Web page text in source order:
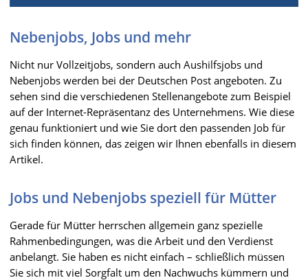
Nebenjobs, Jobs und mehr
Nicht nur Vollzeitjobs, sondern auch Aushilfsjobs und
Nebenjobs werden bei der Deutschen Post angeboten. Zu
sehen sind die verschiedenen Stellenangebote zum Beispiel
auf der Internet-Repräsentanz des Unternehmens. Wie diese
genau funktioniert und wie Sie dort den passenden Job für
sich finden können, das zeigen wir Ihnen ebenfalls in diesem
Artikel.
Jobs und Nebenjobs speziell für Mütter
Gerade für Mütter herrschen allgemein ganz spezielle
Rahmenbedingungen, was die Arbeit und den Verdienst
anbelangt. Sie haben es nicht einfach – schließlich müssen
Sie sich mit viel Sorgfalt um den Nachwuchs kümmern und